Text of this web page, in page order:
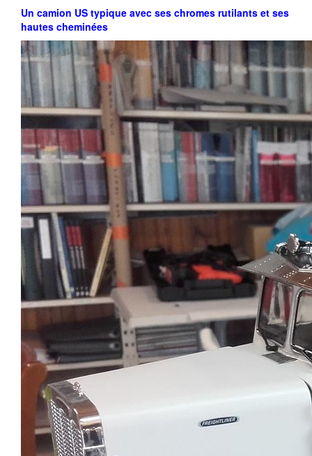
Un camion US typique avec ses chromes rutilants et ses
hautes cheminées